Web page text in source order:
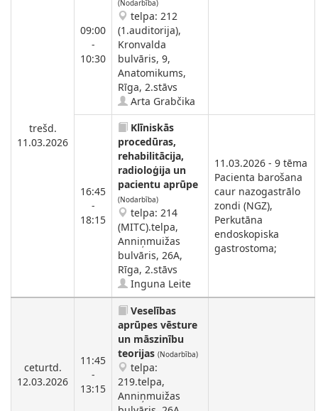
trešd.
11.03.2026
09:00
-
10:30
(Nodarbība)
telpa: 212
(1.auditorija),
Kronvalda
bulvāris, 9,
Anatomikums,
Rīga, 2.stāvs
Arta Grabčika
16:45
-
18:15
Klīniskās
procedūras,
rehabilitācija,
radioloģija un
pacientu aprūpe
(Nodarbība)
telpa: 214
(MITC).telpa,
Anniņmuižas
bulvāris, 26A,
Rīga, 2.stāvs
Inguna Leite
11.03.2026 - 9 tēma
Pacienta barošana
caur nazogastrālo
zondi (NGZ),
Perkutāna
endoskopiska
gastrostoma;
ceturtd.
12.03.2026
11:45
-
13:15
Veselības
aprūpes vēsture
un māszinību
teorijas (Nodarbība)
telpa:
219.telpa,
Anniņmuižas